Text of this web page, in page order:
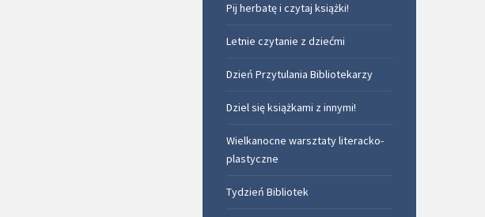
Pij herbatę i czytaj książki!
Letnie czytanie z dziećmi
Dzień Przytulania Bibliotekarzy
Dziel się książkami z innymi!
Wielkanocne warsztaty literacko-
plastyczne
Tydzień Bibliotek